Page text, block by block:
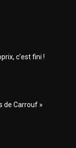
c’est fini !
de Carrouf »